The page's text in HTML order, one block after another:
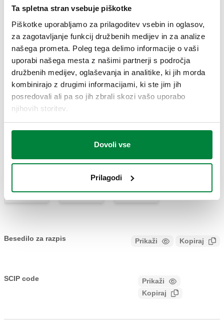
Ta spletna stran vsebuje piškotke
Piškotke uporabljamo za prilagoditev vsebin in oglasov,
za zagotavljanje funkcij družbenih medijev in za analize
našega prometa. Poleg tega delimo informacije o vaši
uporabi našega mesta z našimi partnerji s področja
družbenih medijev, oglaševanja in analitike, ki jih morda
kombinirajo z drugimi informacijami, ki ste jim jih
posredovali ali pa so jih zbrali skozi vašo uporabo
njihovih storitev.
Dovoli vse
Prilagodi
RISBE IN SPECIFIKACIJE
Koda artikla Priključek
G 1/2" (ISO 228-1) NN
2D risba
3D modeli
IGS STP BIM
Besedilo za razpis Prikaži Kopiraj
navojem. Tip EA. Možnost kontrole nepovratnega ventila.
Priključek: G 1/2" (ISO 228-1) NN. Maksimalni delovni tlak:
SCIP code
Prikaži
Kopiraj